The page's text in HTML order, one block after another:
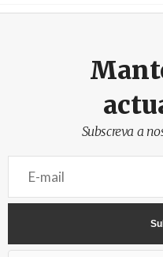
Subscreva a